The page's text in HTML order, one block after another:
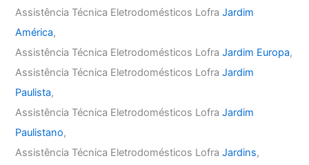
Assistência Técnica Eletrodomésticos LofraJardim
América,
Assistência Técnica Eletrodomésticos LofraJardim Europa,
Assistência Técnica Eletrodomésticos LofraJardim
Paulista,
Assistência Técnica Eletrodomésticos LofraJardim
Paulistano,
Assistência Técnica Eletrodomésticos LofraJardins,